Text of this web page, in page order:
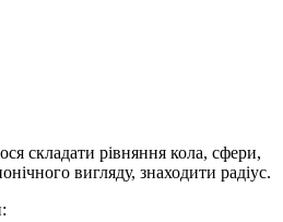
складати рівняння кола, сфери,
вигляду, знаходити радіус.